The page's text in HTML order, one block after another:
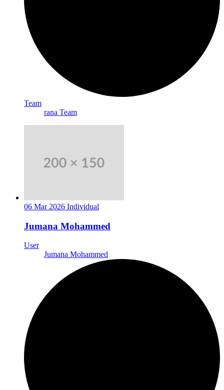
Team
rana Team
06 Mar 2026 Individual
Jumana Mohammed
User
Jumana Mohammed